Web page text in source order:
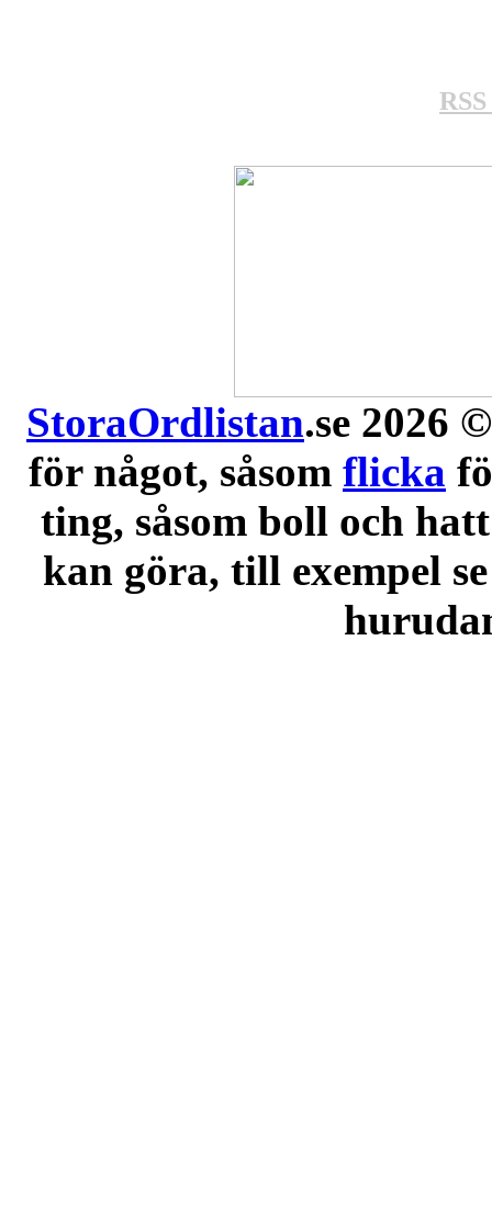
StoraOrdlistan.se 2026
för något, såsom flicka
ting, såsom boll och
kan göra, till exempel